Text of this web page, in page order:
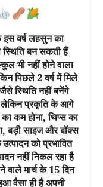
वर्ष लहसुन का
बन सकती हैं
भी नहीं होने वाला
पिछले 2 वर्ष में मिले
स्थिति नहीं बनेंगे
लेकिन प्रकृति के आगे
कम होना, थिप्स का
बड़ी साइज और बॉक्स
को प्रभावित
नहीं निकल रहा है
वाले मार्च के 15 दिन
वैसा ही है अपनी